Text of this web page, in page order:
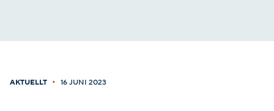
AKTUELLT • 16 JUNI 2023